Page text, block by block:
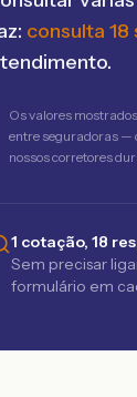
consulta
Os valores
entre seguradoras —
nossos corretores
1 cotação, 18
Sem precisar
formulário em